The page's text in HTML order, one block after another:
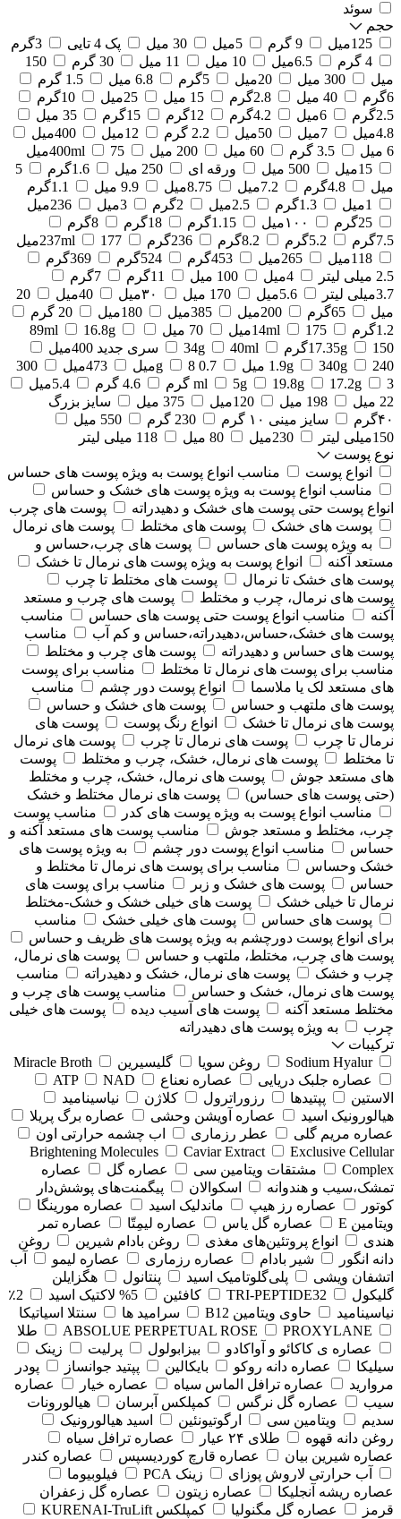
سوئد
حجم
125میل
9 گرم 5میل 30 میل پک 4 تایی
3گرم
4 گرم
6.5میل 10 میل 11 میل 30 گرم
150
میل
300 میل 20میل 5گرم 6.8 میل
1.5 گرم
6گرم
40 میل 2.8گرم 15 میل 25میل
10گرم
2.5گرم
6میل 4.2گرم 12گرم 15گرم
35 میل
4.8میل
7میل 50میل 2.2 گرم 12میل
400میل
6 میل
3.5 گرم 60 میل 200 میل 400ml
75میل
15میل
500 میل ورقه ای 250 میل 1.6گرم
5
میل
4.8گرم 7.2میل 8.75میل 9.9 میل
1.1گرم
1میل
1.3گرم 2.5میل 2گرم 3میل
236میل
25گرم
۱۰۰میل 1.15گرم 18گرم
8گرم
7.5گرم
5.2گرم 8.2گرم 236گرم 237ml
177میل
118میل
265میل 453گرم 524گرم
369گرم
2.5 میلی لیتر
4میل 100 میل 11گرم
7گرم
3.7میلی لیتر
5.6میل 170 میل ۳۰میل 40میل
20
میل
65گرم 200میل 385میل 180میل
20 گرم
1.2گرم
14ml 175میل 70 میل 89ml
16.8g
17.35g
150گرم 34g 40ml
سری جدید 400میل
1.9g
340g 240 میل 0.7 g 8میل 473میل
300
ml
5g 19.8g 17.2g 3 گرم 4.6 گرم
5.4میل
22 میل
198 میل 120میل 375 میل
سایز بزرگ
۴۰گرم
سایز مینی ۱۰ گرم 230 گرم
550 میل
150میلی لیتر
230میل 80 میل
118 میلی لیتر
نوع پوست
انواع پوست
مناسب انواع پوست به ویژه پوست های حساس
مناسب انواع پوست به ویژه پوست های خشک و حساس
انواع پوست حتی پوست های خشک و دهیدراته
پوست های چرب
پوست های خشک
پوست های مختلط
پوست های نرمال
به ویژه پوست های حساس
پوست های چرب،حساس و
مستعد آکنه
انواع پوست به ویژه پوست های نرمال تا خشک
پوست های خشک تا نرمال
پوست های مختلط تا چرب
پوست های نرمال، چرب و مختلط
پوست های چرب و مستعد
آکنه
مناسب انواع پوست حتی پوست های حساس
مناسب
پوست های خشک،حساس،دهیدراته،حساس و کم آب
مناسب
پوست های حساس و دهیدراته
پوست های چرب و مختلط
مناسب برای پوست های نرمال تا مختلط
مناسب برای پوست
های مستعد لک یا ملاسما
انواع پوست دور چشم
مناسب
پوست های ملتهب و حساس
پوست های خشک و حساس
پوست های نرمال تا خشک
انواع رنگ پوست
پوست های
نرمال تا چرب
پوست های نرمال تا چرب
پوست های نرمال
تا مختلط
پوست های نرمال، خشک، چرب و مختلط
پوست
های مستعد جوش
پوست های نرمال، خشک، چرب و مختلط
(حتی پوست های حساس)
پوست های نرمال مختلط و خشک
مناسب انواع پوست به ویژه پوست های کدر
مناسب پوست
چرب، مختلط و مستعد جوش
مناسب پوست های مستعد آکنه و
حساس
مناسب انواع پوست دور چشم
به ویژه پوست های
خشک وحساس
مناسب برای پوست های نرمال تا مختلط و
حساس
پوست های خشک و زبر
مناسب برای پوست های
نرمال تا خیلی خشک
پوست های خیلی خشک و خشک-مختلط
پوست های حساس
پوست های خیلی خشک
مناسب
برای انواع پوست دورچشم به ویژه پوست های ظریف و حساس
پوست های چرب، مختلط، ملتهب و حساس
پوست های نرمال،
چرب و خشک
پوست های نرمال، خشک و دهیدراته
مناسب
پوست های نرمال، خشک و حساس
مناسب پوست های چرب و
مختلط مستعد آکنه
پوست های آسیب دیده
پوست های خیلی
چرب
به ویژه پوست های دهیدراته
ترکیبات
Sodium Hyalur
روغن سویا گلیسیرین
Miracle Broth
عصاره جلبک دریایی
عصاره نعناع ATP
NAD
الاستین
پپتیدها رزوراترول کلاژن
⁠نیاسینامید
هیالورونیک اسید
عصاره آویشن وحشی
عصاره برگ پریلا
عصاره مریم گلی
عطر رزماری
اب چشمه حرارتی اون
Brightening Molecules
Caviar Extract
Exclusive Cellular
Complex
مشتقات ویتامین سی عصاره گل
عصاره
تمشک،سیب و هندوانه
اسکوالان
پیگمنت‌های پوشش‌دار
کوتور
عصاره رز هیپ ماندلیک اسید
عصاره مورینگا
ویتامین E
عصاره گل یاس عصاره لیمِتّا
عصاره تمر
هندی
انواع پروتئین‌های مغذی روغن بادام شیرین
روغن
دانه انگور
شیر بادام عصاره رزماری عصاره لیمو
آب
اتشفان ویشی
پلی‌گلوتامیک اسید پنتانول
هگزایلن
گلیکول
TRI-PEPTIDE32 کافئین 5% لاکتیک اسید
2٪
نیاسینامید
حاوی ویتامین B12 سرامید ها
سنتلا اسیاتیکا
ABSOLUE PERPETUAL ROSE
PROXYLANE
طلا
عصاره ی کاکائو و آواکادو
بیزابولول پرلیت
زینک
سیلیکا
عصاره دانه روکو بایکالین پپتید جوانساز
پودر
مروارید
عصاره ترافل الماس سیاه عصاره خیار
عصاره
سیب
عصاره گل نرگس کمپلکس آبرسان
هیالورونات
سدیم
ویتامین سی ارگوتیونئین
اسید هیالورونیک
روغن دانه قهوه
طلای ۲۴ عیار
عصاره ترافل سیاه
عصاره شیرین بیان
عصاره قارچ کوردیسپس
عصاره کندر
آب حرارتی لاروش پوزای
زینک PCA
فیلوبیوما
عصاره ریشه آنجلیکا
عصاره زیتون
عصاره گل زعفران
قرمز
عصاره گل مگنولیا
کمپلکس KURENAI-TruLift